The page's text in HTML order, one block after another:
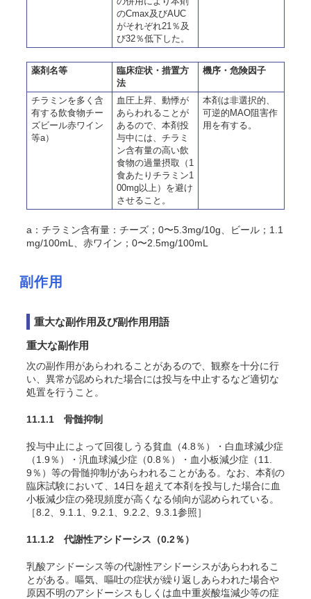
のCmax及びAUC
がそれぞれ21％及
び32％低下した。
薬剤名等
臨床症状・措置方
法
機序・危険因子
チラミンを多く含
有する飲食物チー
ズビール赤ワイン
等a）
血圧上昇、動悸が
あらわれることが
あるので、本剤投
与中には、チラミ
ン含有量の高い飲
食物の過量摂取（1
食あたりチラミン1
00mg以上）を避け
させること。
本剤は非選択的、
可逆的MAO阻害作
用を有する。
a：チラミン含有量：チーズ；0〜5.3mg/10g、ビール；1.1
mg/100mL、赤ワイン；0〜2.5mg/100mL
副作用
重大な副作用及び副作用用語
重大な副作用
次の副作用があらわれることがあるので、観察を十分に行
い、異常が認められた場合には投与を中止するなど適切な
処置を行うこと。
11.1.1 骨髄抑制
投与中止によって回復しうる貧血（4.8％）・白血球減少症
（1.9％）・汎血球減少症（0.8％）・血小板減少症（11.
9％）等の骨髄抑制があらわれることがある。なお、本剤の
臨床試験において、14日を超えて本剤を投与した場合に血
小板減少症の発現頻度が高くなる傾向が認められている。
［8.2、9.1.1、9.2.1、9.2.2、9.3.1参照］
11.1.2 代謝性アシドーシス （0.2％）
乳酸アシドーシス等の代謝性アシドーシスがあらわれるこ
とがある。嘔気、嘔吐の症状が繰り返しあらわれた場合や
原因不明のアシドーシスもしくは血中重炭酸塩減少等の症